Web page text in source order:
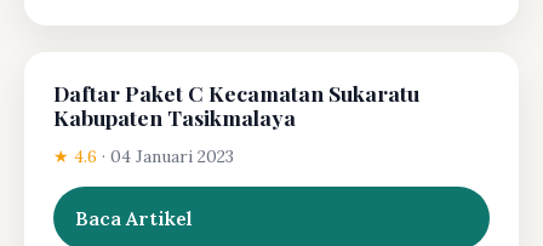
Daftar Paket C Kecamatan Sukaratu
Kabupaten Tasikmalaya
★ 4.6 · 04 Januari 2023
Baca Artikel